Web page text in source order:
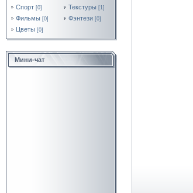
Спорт [0] Текстуры [1]
Фильмы [0] Фэнтези [0]
Цветы [0]
Мини-чат